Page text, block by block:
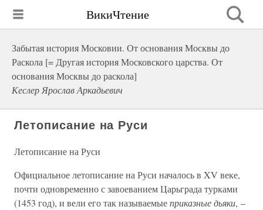
ВикиЧтение
Забытая история Московии. От основания Москвы до
Раскола [= Другая история Московского царства. От
основания Москвы до раскола]
Кеслер Ярослав Аркадьевич
Летописание на Руси
Летописание на Руси
Официальное летописание на Руси началось в XV веке,
почти одновременно с завоеванием Царьграда турками
(1453 год), и вели его так называемыеприказные дьяки, –